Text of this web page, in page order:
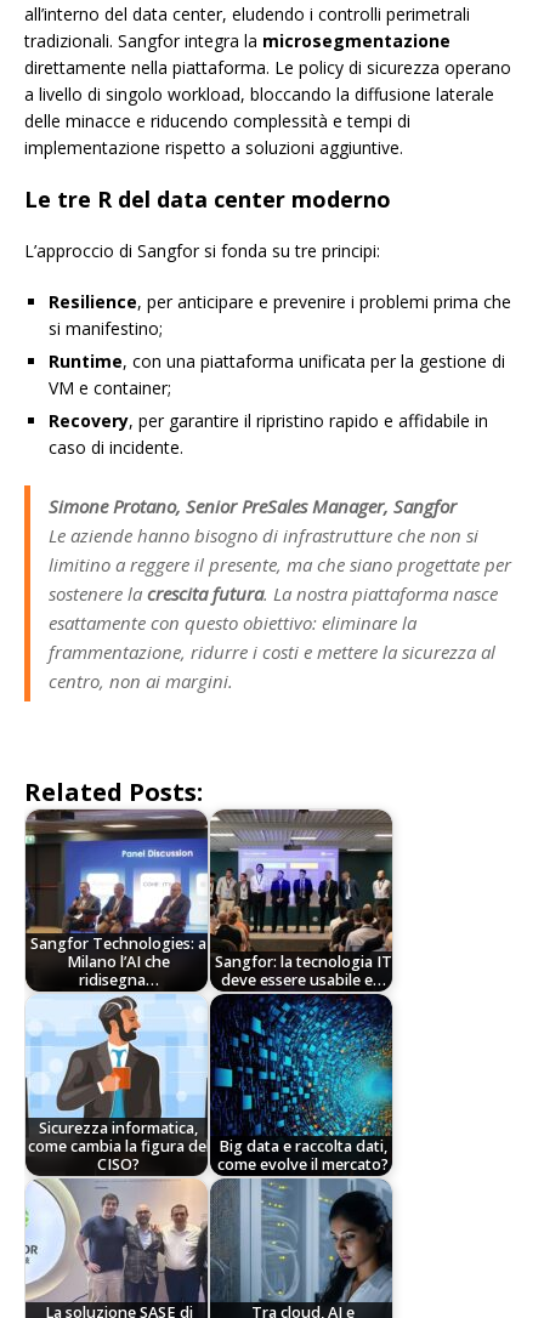
all’interno del data center, eludendo i controlli perimetrali
tradizionali. Sangfor integra la microsegmentazione
direttamente nella piattaforma. Le policy di sicurezza operano
a livello di singolo workload, bloccando la diffusione laterale
delle minacce e riducendo complessità e tempi di
implementazione rispetto a soluzioni aggiuntive.
Le tre R del data center moderno
L’approccio di Sangfor si fonda su tre principi:
Resilience, per anticipare e prevenire i problemi prima che
si manifestino;
Runtime, con una piattaforma unificata per la gestione di
VM e container;
Recovery, per garantire il ripristino rapido e affidabile in
caso di incidente.
Simone Protano, Senior PreSales Manager, Sangfor
Le aziende hanno bisogno di infrastrutture che non si
limitino a reggere il presente, ma che siano progettate per
sostenere la crescita futura. La nostra piattaforma nasce
esattamente con questo obiettivo: eliminare la
frammentazione, ridurre i costi e mettere la sicurezza al
centro, non ai margini.
Related Posts:
Sangfor Technologies: a
Milano l’AI che
ridisegna…
Sangfor: la tecnologia IT
deve essere usabile e…
Sicurezza informatica,
come cambia la figura del
CISO?
Big data e raccolta dati,
come evolve il mercato?
La soluzione SASE di Tra cloud, AI e